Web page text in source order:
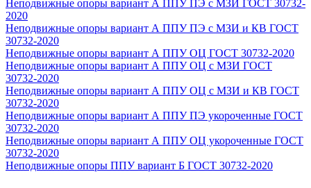
Неподвижные опоры вариант А ППУ ПЭ с МЗИ ГОСТ 30732-
2020
Неподвижные опоры вариант А ППУ ПЭ с МЗИ и КВ ГОСТ
30732-2020
Неподвижные опоры вариант А ППУ ОЦ ГОСТ 30732-2020
Неподвижные опоры вариант А ППУ ОЦ с МЗИ ГОСТ
30732-2020
Неподвижные опоры вариант А ППУ ОЦ с МЗИ и КВ ГОСТ
30732-2020
Неподвижные опоры вариант А ППУ ПЭ укороченные ГОСТ
30732-2020
Неподвижные опоры вариант А ППУ ОЦ укороченные ГОСТ
30732-2020
Неподвижные опоры ППУ вариант Б ГОСТ 30732-2020